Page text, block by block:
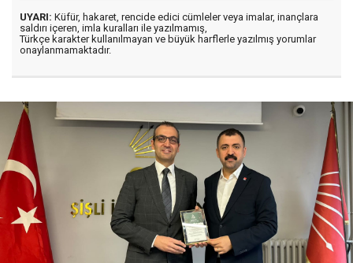
UYARI: Küfür, hakaret, rencide edici cümleler veya imalar, inançlara
saldırı içeren, imla kuralları ile yazılmamış,
Türkçe karakter kullanılmayan ve büyük harflerle yazılmış yorumlar
onaylanmamaktadır.